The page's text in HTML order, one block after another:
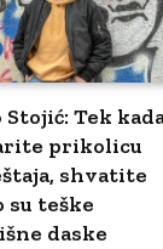
Stojić: Tek
prikolicu
shvatite
su teške
daske